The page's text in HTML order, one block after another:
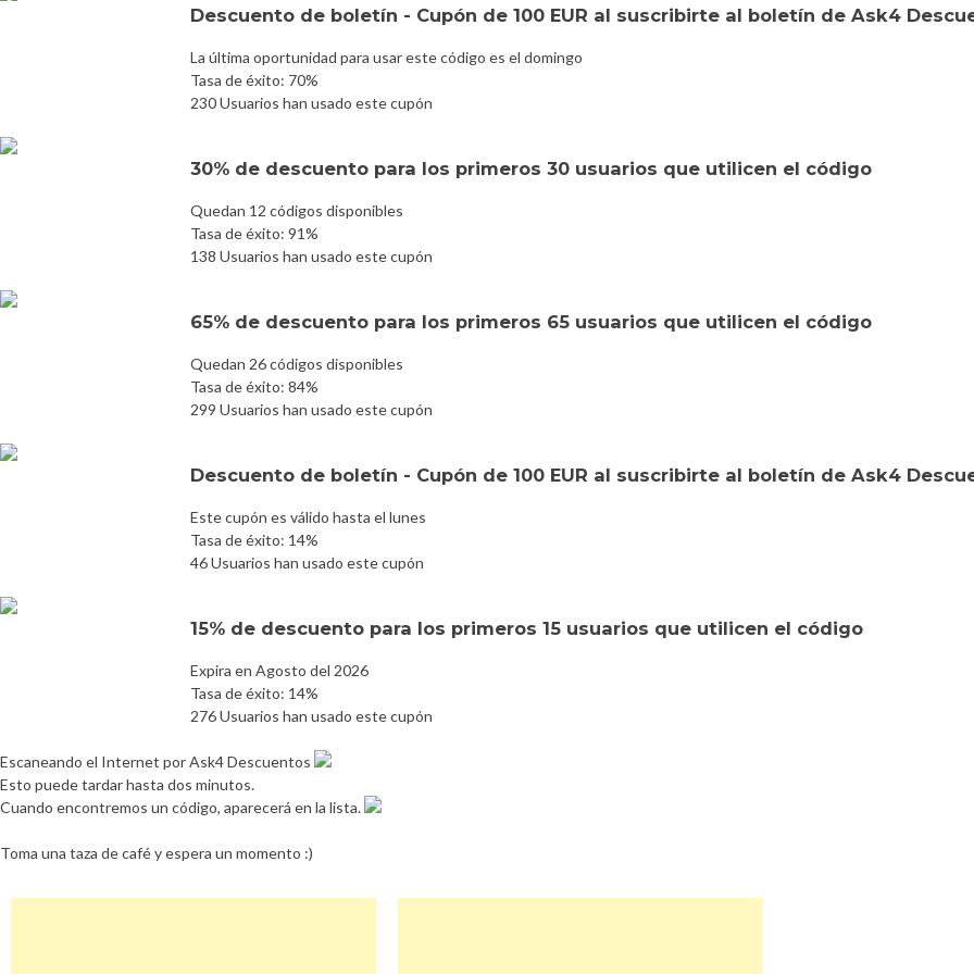
Descuento de boletín - Cupón de 100 EUR al suscribirte al boletín de Ask4
La última oportunidad para usar este código es el domingo
Tasa de éxito: 70%
230 Usuarios han usado este cupón
30% de descuento para los primeros 30 usuarios que utilicen el código
Quedan 12 códigos disponibles
Tasa de éxito: 91%
138 Usuarios han usado este cupón
65% de descuento para los primeros 65 usuarios que utilicen el código
Quedan 26 códigos disponibles
Tasa de éxito: 84%
299 Usuarios han usado este cupón
Descuento de boletín - Cupón de 100 EUR al suscribirte al boletín de Ask4
Este cupón es válido hasta el lunes
Tasa de éxito: 14%
46 Usuarios han usado este cupón
15% de descuento para los primeros 15 usuarios que utilicen el código
Expira en Agosto del 2026
Tasa de éxito: 14%
276 Usuarios han usado este cupón
Escaneando el Internet por Ask4 Descuentos
Esto puede tardar hasta dos minutos.
Cuando encontremos un código, aparecerá en la lista.
Toma una taza de café y espera un momento :)